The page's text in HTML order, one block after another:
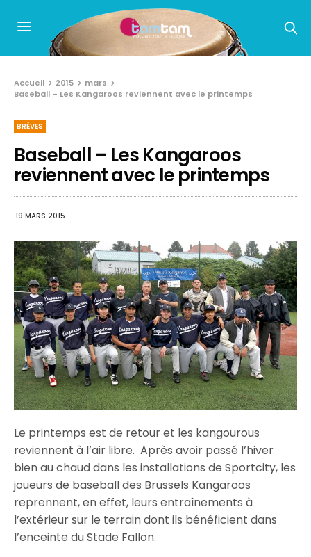
Accueil 2015
mars
Baseball – Les Kangaroos reviennent avec le printemps
BRÈVES
Baseball – Les Kangaroos
reviennent avec le printemps
19 MARS 2015
Le printemps est de retour et les kangourous
reviennent à l’air libre. Après avoir passé l’hiver
bien au chaud dans les installations de Sportcity, les
joueurs de baseball des Brussels Kangaroos
reprennent, en effet, leurs entraînements à
l’extérieur sur le terrain dont ils bénéficient dans
l’enceinte du Stade Fallon.